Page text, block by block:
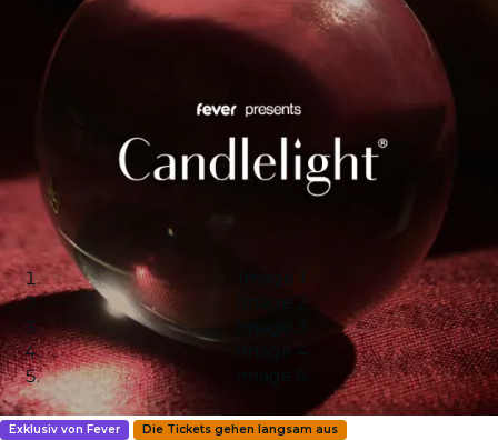
Image 1
Image 2
Image 3
Image 4
Image 5
Exklusiv von Fever Die Tickets gehen langsam aus